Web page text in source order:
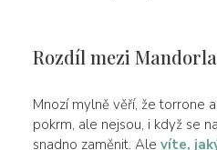
Rozdíl mezi
Mnozí mylně věří, že torrone
pokrm, ale nejsou, i když se
snadno zaměnit. Ale víte,